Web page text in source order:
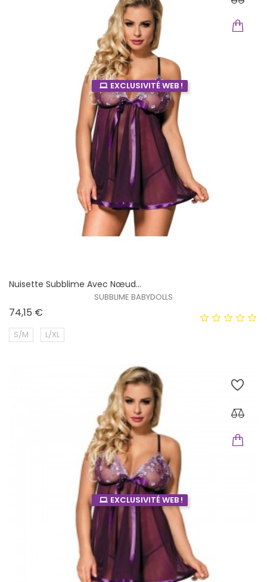
EXCLUSIVITÉ WEB !
Nuisette Subblime Avec Nœud...
SUBBLIME BABYDOLLS
74,15 €
S/M L/XL
EXCLUSIVITÉ WEB !